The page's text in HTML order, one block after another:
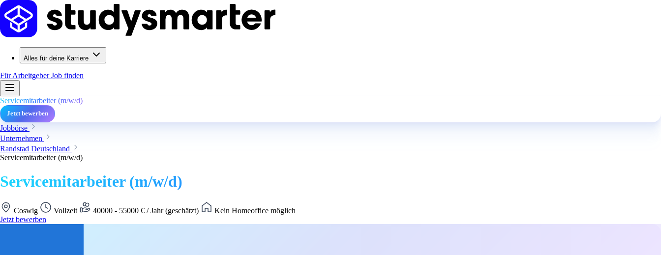
Alles für deine Karriere
Für ArbeitgeberJob finden
Servicemitarbeiter (m/w/d)
Jetzt bewerben
Jobbörse
Unternehmen
Randstad Deutschland
Servicemitarbeiter (m/w/d)
Servicemitarbeiter (m/w/d)
Coswig Vollzeit 40000 - 55000 € / Jahr (geschätzt)
Kein Homeoffice möglich
Jetzt bewerben